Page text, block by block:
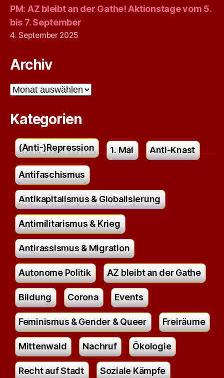
PM: AZ bleibt an der Gathe! Aktionstage vom 5.
bis 7. September
4. September 2025
Archiv
Archiv
Kategorien
(Anti-)Repression 1. Mai Anti-Knast
Antifaschismus
Antikapitalismus & Globalisierung
Antimilitarismus & Krieg
Antirassismus & Migration
Autonome Politik AZ bleibt an der Gathe
Bildung Corona Events
Feminismus & Gender & Queer Freiräume
Mittenwald Nachruf Ökologie
Recht auf Stadt Soziale Kämpfe